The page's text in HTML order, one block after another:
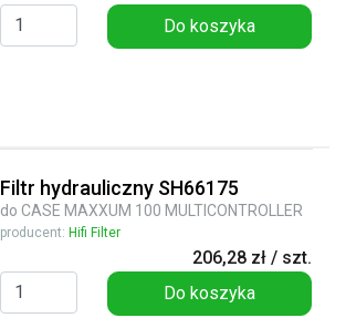
Do koszyka
Filtr hydrauliczny SH66175
do CASE MAXXUM 100 MULTICONTROLLER
producent: Hifi Filter
206,28 zł / szt.
Do koszyka